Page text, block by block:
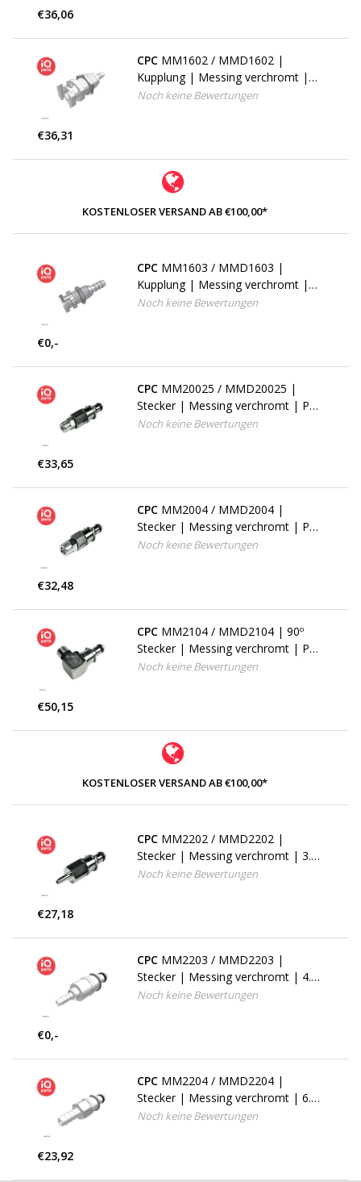
€36,06
CPC MM1602 / MMD1602 |
Kupplung | Messing verchromt |
3.2 mm Schlauchanschluß | Multi-
Noch keine Bewertungen
€36,31
KOSTENLOSER VERSAND AB €100,00*
CPC MM1603 / MMD1603 |
Kupplung | Messing verchromt |
4.8 mm Schlauchanschluß | Multi-
Noch keine Bewertungen
€0,-
CPC MM20025 / MMD20025 |
Stecker | Messing verchromt | PTF
Klemmring 4.0 AD / 2.5 mm ID |
Noch keine Bewertungen
€33,65
CPC MM2004 / MMD2004 |
Stecker | Messing verchromt | PTF
Klemmring 6.4 AD / 4.3 mm ID |
Noch keine Bewertungen
€32,48
CPC MM2104 / MMD2104 | 90º
Stecker | Messing verchromt | PTF
Klemmring 6.4 AD / 4.3 mm ID |
Noch keine Bewertungen
€50,15
KOSTENLOSER VERSAND AB €100,00*
CPC MM2202 / MMD2202 |
Stecker | Messing verchromt | 3.2
mm Schlauchanschluß | Multi-
Noch keine Bewertungen
€27,18
CPC MM2203 / MMD2203 |
Stecker | Messing verchromt | 4.8
mm Schlauchanschluß | Multi-
Noch keine Bewertungen
€0,-
CPC MM2204 / MMD2204 |
Stecker | Messing verchromt | 6.4
mm Schlauchanschluß | Multi-
Noch keine Bewertungen
€23,92